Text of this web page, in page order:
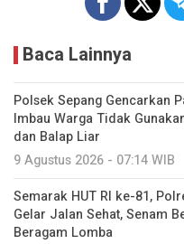
Baca Lainnya
Polsek Sepang Gencarkan
Imbau Warga Tidak
dan Balap Liar
9 Agustus 2026 - 07:14 WIB
Semarak HUT RI ke-81,
Gelar Jalan Sehat, Senam
Beragam Lomba